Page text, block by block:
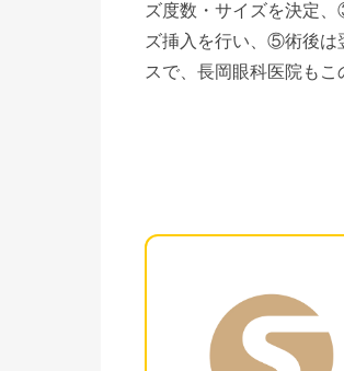
ズ度数・サイズを決定
ズ挿入を行い、⑤術後は
スで、長岡眼科医院もこ